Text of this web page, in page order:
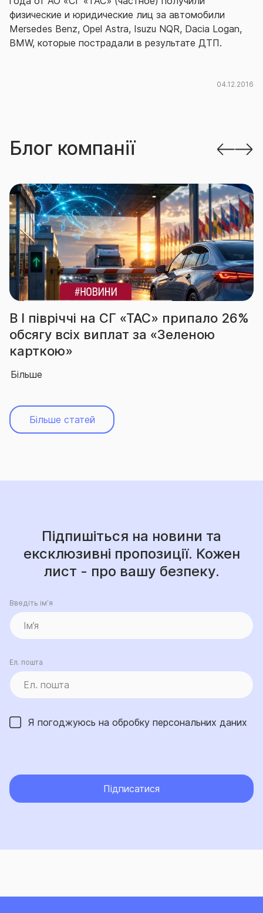
физические и юридические лиц за автомобили
Mersedes Benz, Opel Astra, Isuzu NQR, Dacia Logan,
BMW, которые пострадали в результате ДТП.
04.12.2016
Блог компанії
припало 26%
За підсумками І
вчергове підтвердила
Більше статей
Підпишіться на новини та
ексклюзивні пропозиції. Кожен
лист - про вашу безпеку.
Введіть ім’я
Ел. пошта
Я погоджуюсь на обробку персональних даних
Підписатися